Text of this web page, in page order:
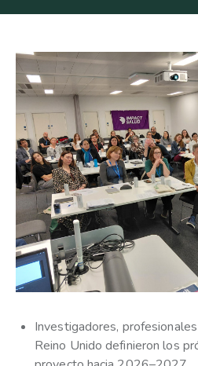
Investigadores,
Reino Unido definieron los